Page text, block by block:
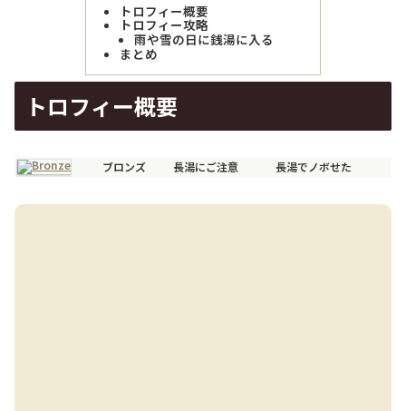
トロフィー概要
トロフィー攻略
雨や雪の日に銭湯に入る
まとめ
トロフィー概要
ブロンズ 長湯にご注意 長湯でノボせた